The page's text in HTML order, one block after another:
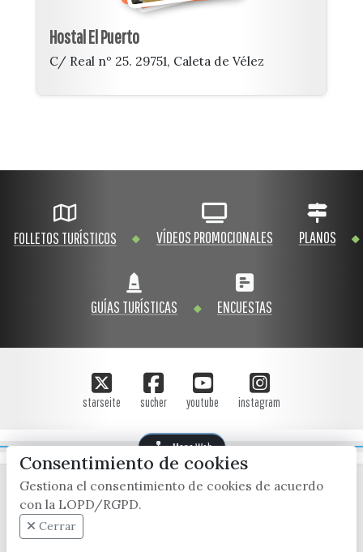
Hostal El Puerto
C/ Real nº 25. 29751, Caleta de Vélez
FOLLETOS TURÍSTICOS VÍDEOS PROMOCIONALES PLANOS
GUÍAS TURÍSTICAS ENCUESTAS
starseite sucher youtube instagram
Mapa Web
Consentimiento de cookies
Gestiona el consentimiento de cookies de acuerdo
con la LOPD/RGPD.
Cerrar